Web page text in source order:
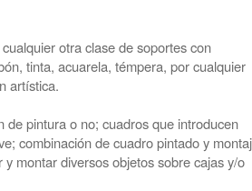
otra clase de soportes con
tinta, acuarela, témpera, por cualquier
artística.
pintura o no; cuadros que introducen
combinación de cuadro pintado y
montar diversos objetos sobre cajas y/o